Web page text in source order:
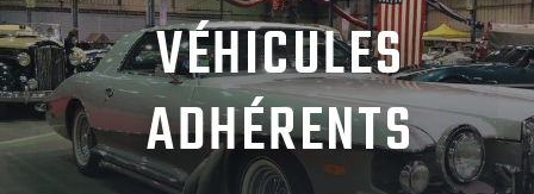
VÉHICULES
ADHÉRENTS